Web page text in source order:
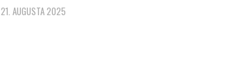
21. AUGUSTA 2025